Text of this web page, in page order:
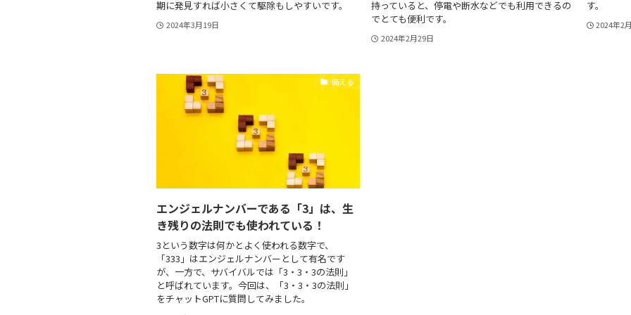
期に発見すれば小さくて駆除もしやすいです。
2024年3月19日
持っていると、停電や断水などでも利用できるの
でとても便利です。
2024年2月29日
す。
2024年2
備える
エンジェルナンバーである「3」は、生
き残りの法則でも使われている！
3という数字は何かとよく使われる数字で、
「333」はエンジェルナンバーとして有名です
が、一方で、サバイバルでは「3・3・3の法則」
と呼ばれています。今回は、「3・3・3の法則」
をチャットGPTに質問してみました。